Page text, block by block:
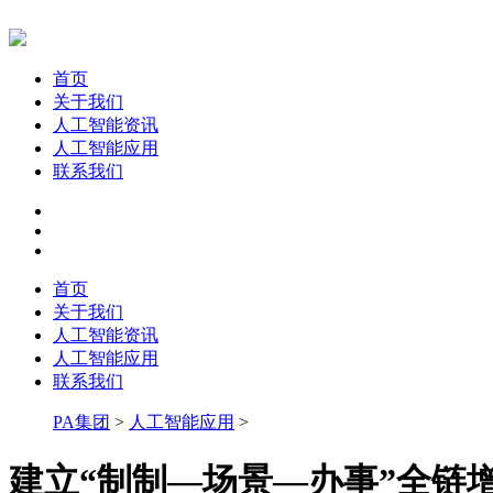
首页
关于我们
人工智能资讯
人工智能应用
联系我们
首页
关于我们
人工智能资讯
人工智能应用
联系我们
PA集团 > 人工智能应用 >
建立“制制—场景—办事”全链